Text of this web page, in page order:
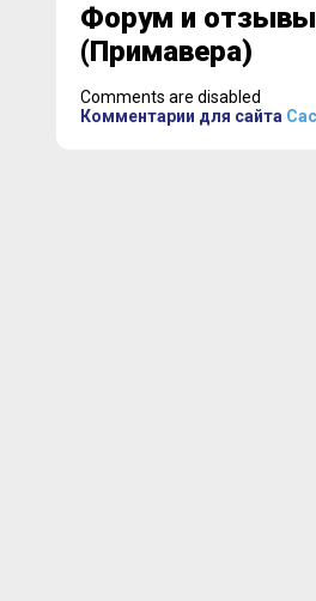
Форум и
(Примавера)
Comments are disabled
Комментарии для сайта